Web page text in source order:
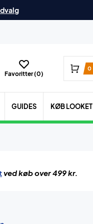
Favoritter (0)
0
GUIDES KØB LOOKET
ved køb over 499 kr.